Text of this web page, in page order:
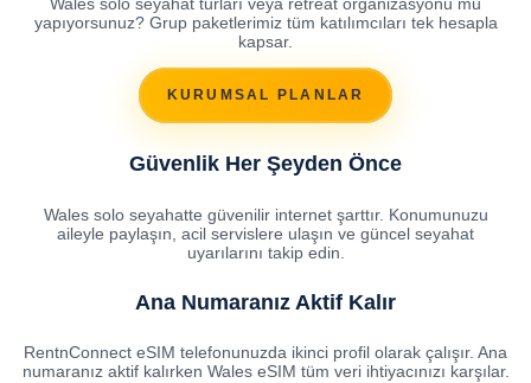
yapıyorsunuz? Grup paketlerimiz tüm katılımcıları tek hesapla
kapsar.
KURUMSAL PLANLAR
Güvenlik Her Şeyden Önce
Wales solo seyahatte güvenilir internet şarttır. Konumunuzu
aileyle paylaşın, acil servislere ulaşın ve güncel seyahat
uyarılarını takip edin.
Ana Numaranız Aktif Kalır
RentnConnect eSIM telefonunuzda ikinci profil olarak çalışır. Ana
numaranız aktif kalırken Wales eSIM tüm veri ihtiyacınızı karşılar.